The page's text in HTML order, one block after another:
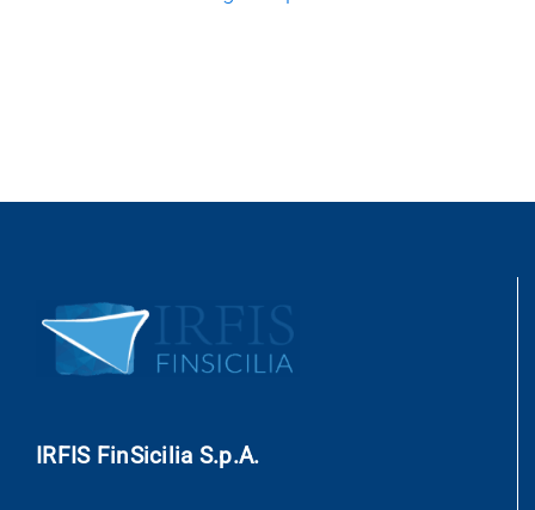
IRFIS FinSicilia S.p.A.